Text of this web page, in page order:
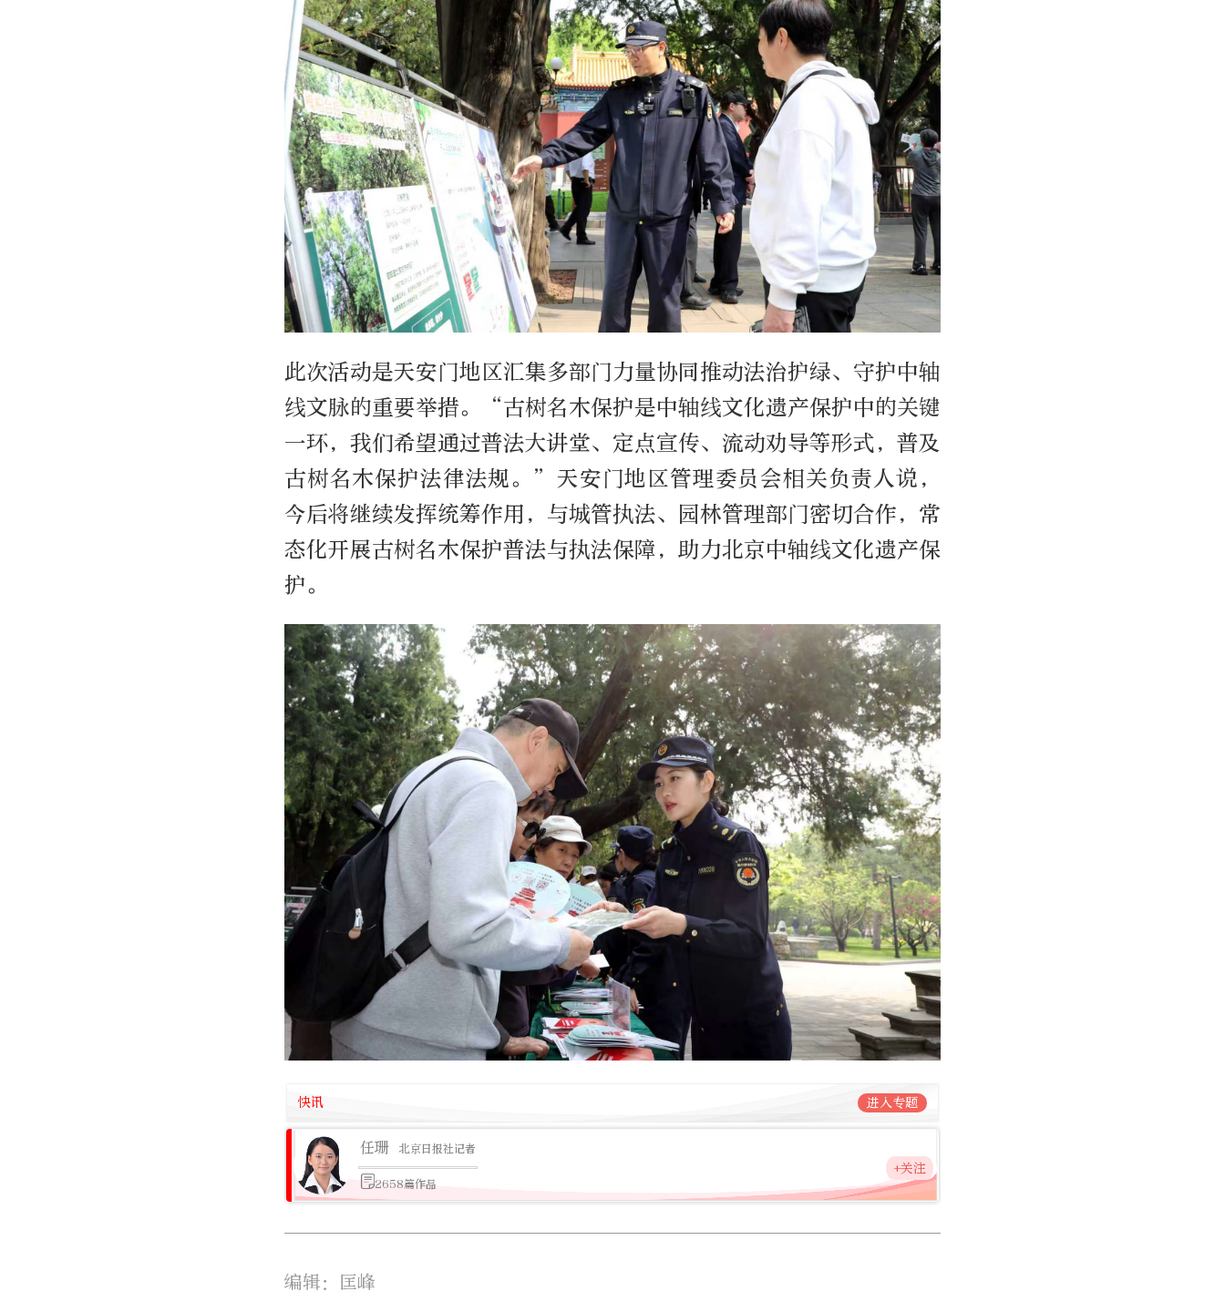
此次活动是天安门地区汇集多部门力量协同推动法治护绿、守护中轴
线文脉的重要举措。“古树名木保护是中轴线文化遗产保护中的关键
一环，我们希望通过普法大讲堂、定点宣传、流动劝导等形式，普及
古树名木保护法律法规。”天安门地区管理委员会相关负责人说，
今后将继续发挥统筹作用，与城管执法、园林管理部门密切合作，常
态化开展古树名木保护普法与执法保障，助力北京中轴线文化遗产保
护。
快讯 进入专题
任珊 北京日报社记者
2658篇作品
+关注
编辑：匡峰